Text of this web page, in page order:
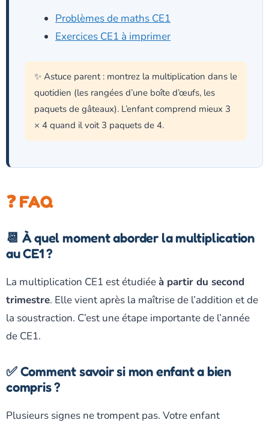
Problèmes de maths CE1
Exercices CE1 à imprimer
✨ Astuce parent : montrez la multiplication dans le
quotidien (les rangées d’une boîte d’œufs, les
paquets de gâteaux). L’enfant comprend mieux 3
× 4 quand il voit 3 paquets de 4.
❓ FAQ
📆 À quel moment aborder la multiplication
au CE1 ?
La multiplication CE1 est étudiéeà partir du second
trimestre. Elle vient après la maîtrise de l’addition et de
la soustraction. C’est une étape importante de l’année
de CE1.
✅ Comment savoir si mon enfant a bien
compris ?
Plusieurs signes ne trompent pas. Votre enfant